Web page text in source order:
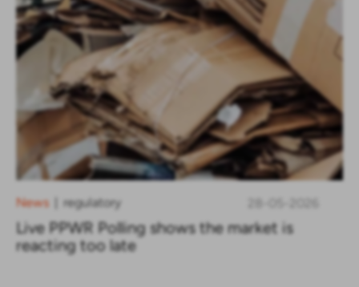
News regulatory
Live PPWR Polling shows the market is
reacting too late